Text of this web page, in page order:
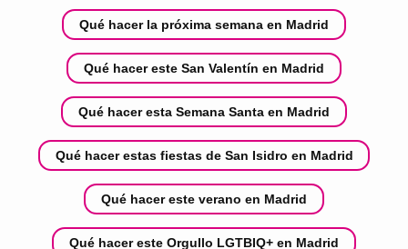
Qué hacer la próxima semana en Madrid
Qué hacer este San Valentín en Madrid
Qué hacer esta Semana Santa en Madrid
Qué hacer estas fiestas de San Isidro en Madrid
Qué hacer este verano en Madrid
Qué hacer este Orgullo LGTBIQ+ en Madrid